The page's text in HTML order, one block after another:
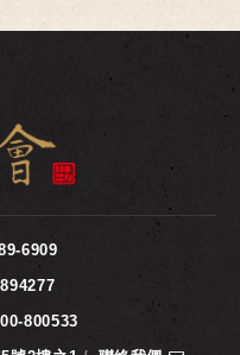
6909
800533